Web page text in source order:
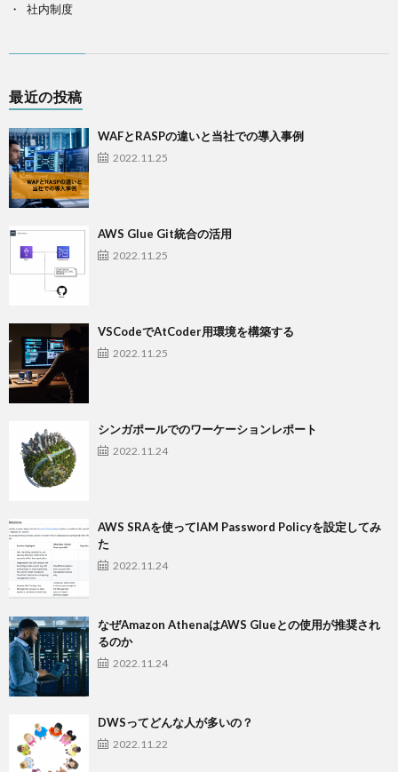
社内制度
最近の投稿
WAFとRASPの違いと当社での導入事例
2022.11.25
AWS Glue Git統合の活用
2022.11.25
VSCodeでAtCoder用環境を構築する
2022.11.25
シンガポールでのワーケーションレポート
2022.11.24
AWS SRAを使ってIAM Password Policyを設定してみ
た
2022.11.24
なぜAmazon AthenaはAWS Glueとの使用が推奨され
るのか
2022.11.24
DWSってどんな人が多いの？
2022.11.22